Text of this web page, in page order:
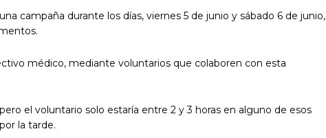
campaña durante los días, viernes 5 de junio y sábado 6 de junio,
médico, mediante voluntarios que colaboren con esta
el voluntario solo estaría entre 2 y 3 horas en alguno de esos
la tarde.